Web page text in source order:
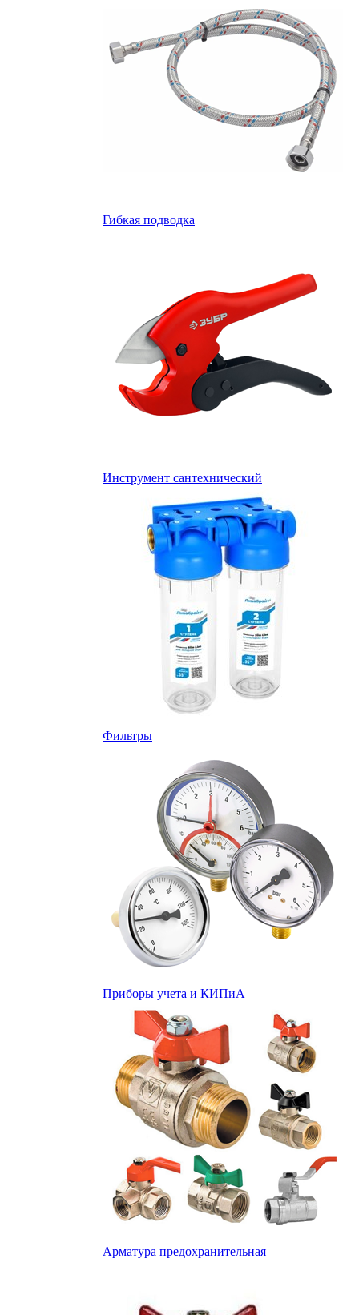
Гибкая подводка
Инструмент сантехнический
Фильтры
Приборы учета и КИПиА
Арматура предохранительная